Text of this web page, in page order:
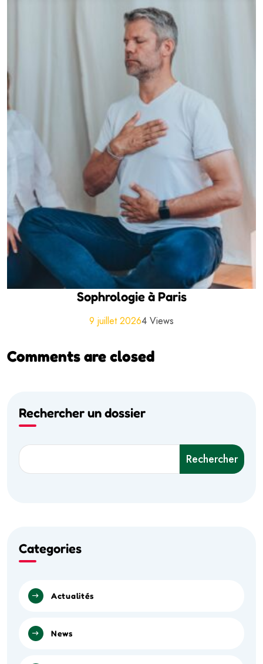
Sophrologie à Paris
9 juillet 20264 Views
Comments are closed
Rechercher un dossier
Rechercher
Categories
Actualités
News